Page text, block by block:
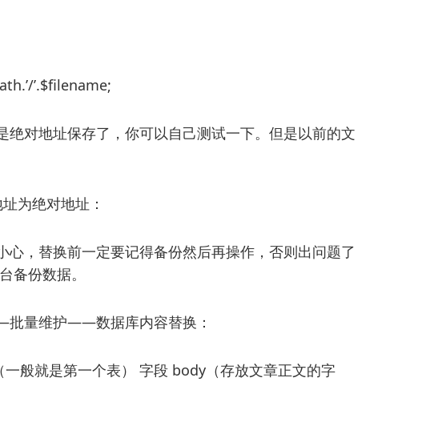
’.$filename;
绝对地址保存了，你可以自己测试一下。但是以前的文
为绝对地址：
心，替换前一定要记得备份然后再操作，否则出问题了
备份数据。
量维护——数据库内容替换：
般就是第一个表） 字段 body（存放文章正文的字